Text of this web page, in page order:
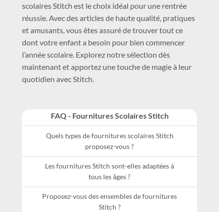
scolaires Stitch est le choix idéal pour une rentrée
réussie. Avec des articles de haute qualité, pratiques
et amusants, vous êtes assuré de trouver tout ce
dont votre enfant a besoin pour bien commencer
l’année scolaire. Explorez notre sélection dès
maintenant et apportez une touche de magie à leur
quotidien avec Stitch.
FAQ - Fournitures Scolaires Stitch
Quels types de fournitures scolaires Stitch
proposez-vous ?
Les fournitures Stitch sont-elles adaptées à
tous les âges ?
Proposez-vous des ensembles de fournitures
Stitch ?